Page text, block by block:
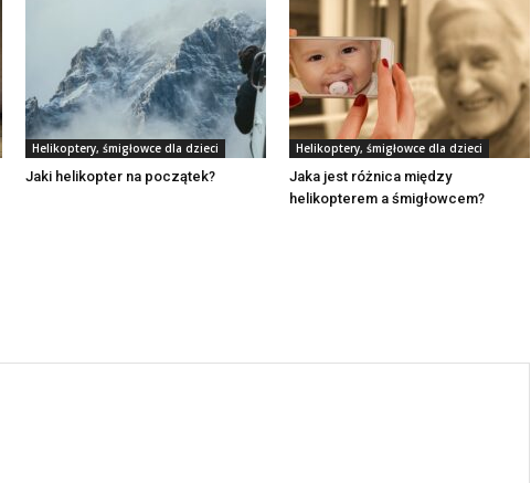
Helikoptery, śmigłowce dla dzieci
Jaki helikopter na początek?
Helikoptery, śmigłowce dla dzieci
Jaka jest różnica między
helikopterem a śmigłowcem?